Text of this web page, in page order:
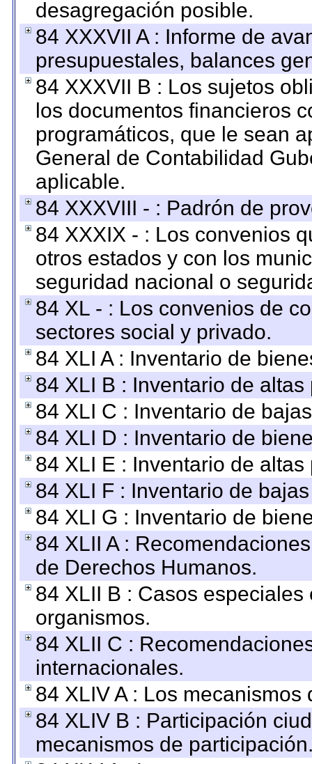
desagregación posible.
84 XXXVII A : Informe de
presupuestales, balances
84 XXXVII B : Los sujetos
los documentos financieros
programáticos, que le sean
General de Contabilidad
aplicable.
84 XXXVIII - : Padrón de
84 XXXIX - : Los convenios
otros estados y con los
seguridad nacional o
84 XL - : Los convenios de
sectores social y privado.
84 XLI A : Inventario de
84 XLI B : Inventario de
84 XLI C : Inventario de
84 XLI D : Inventario de
84 XLI E : Inventario de
84 XLI F : Inventario de
84 XLI G : Inventario de
84 XLII A :
de Derechos Humanos.
84 XLII B : Casos
organismos.
84 XLII C :
internacionales.
84 XLIV A : Los
84 XLIV B : Participación
mecanismos de